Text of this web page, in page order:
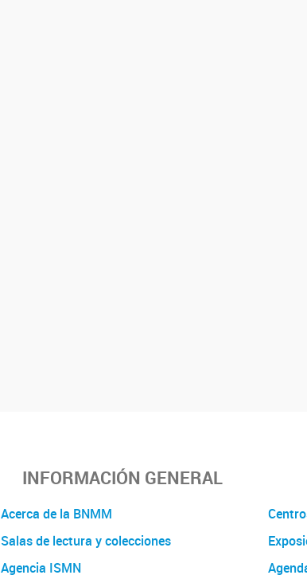
INFORMACIÓN GENERAL
Acerca de la BNMM
Salas de lectura y colecciones
Agencia ISMN